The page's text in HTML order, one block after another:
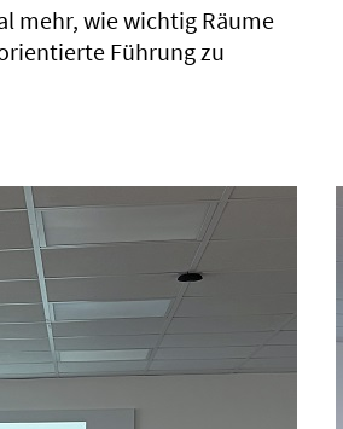
mehr, wie wichtig Räume
Führung zu